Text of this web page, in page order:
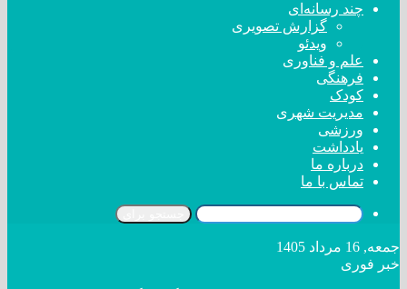
چند رسانه‌ای
گزارش تصویری
ویدئو
علم و فناوری
فرهنگی
کودک
مدیریت شهری
ورزشی
یادداشت
درباره ما
تماس با ما
جمعه, 16 مرداد 1405
خبر فوری